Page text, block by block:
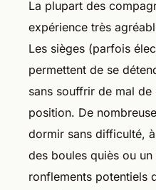
La plupart des
expérience très
Les sièges (parfois
permettent de se
sans souffrir de mal
position. De
dormir sans difficulté,
des boules quiès ou
ronflements potentiels